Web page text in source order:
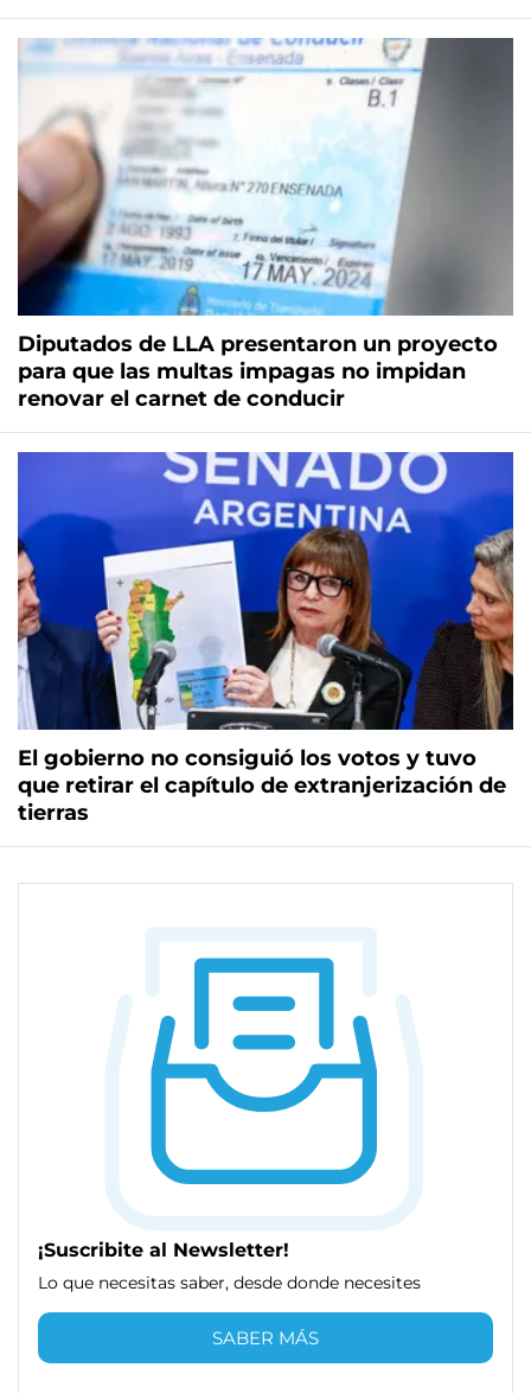
Diputados de LLA presentaron un proyecto
para que las multas impagas no impidan
renovar el carnet de conducir
El gobierno no consiguió los votos y tuvo
que retirar el capítulo de extranjerización de
tierras
¡Suscribite al Newsletter!
Lo que necesitas saber, desde donde necesites
SABER MÁS